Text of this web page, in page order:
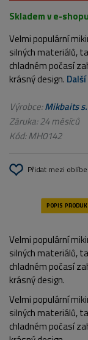
Skladem v e-shopu
Velmi populární
silných materiálů,
chladném počasí
krásný design.
Výrobce:Mikbaits
Záruka: 24 měsíců
Kód:MH0142
Přidat mezi
Velmi populární
silných materiálů,
chladném počasí
krásný design.
Velmi populární
silných materiálů,
chladném počasí